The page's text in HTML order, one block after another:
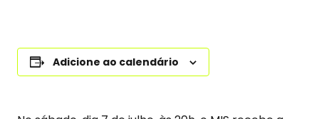
Adicione ao calendário